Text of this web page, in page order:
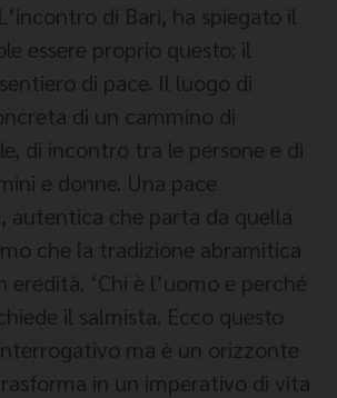
di Bari, ha spiegato il
essere proprio questo: il
di pace. Il luogo di
di un cammino di
di incontro tra le persone e di
e donne. Una pace
autentica che parta da quella
che la tradizione abramitica
eredità. ‘Chi è l’uomo e perché
il salmista. Ecco questo
ma è un orizzonte
in un imperativo di vita